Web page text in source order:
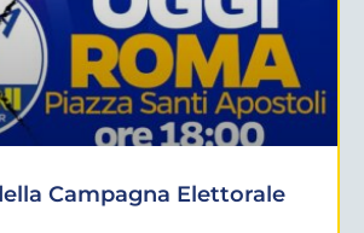
Campagna Elettorale